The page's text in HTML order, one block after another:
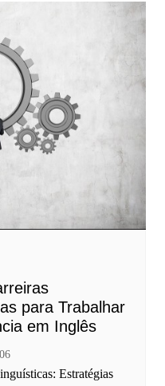
para Trabalhar
em Inglês
Estratégias